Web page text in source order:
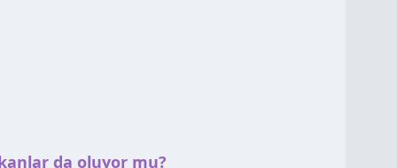
da oluyor mu?